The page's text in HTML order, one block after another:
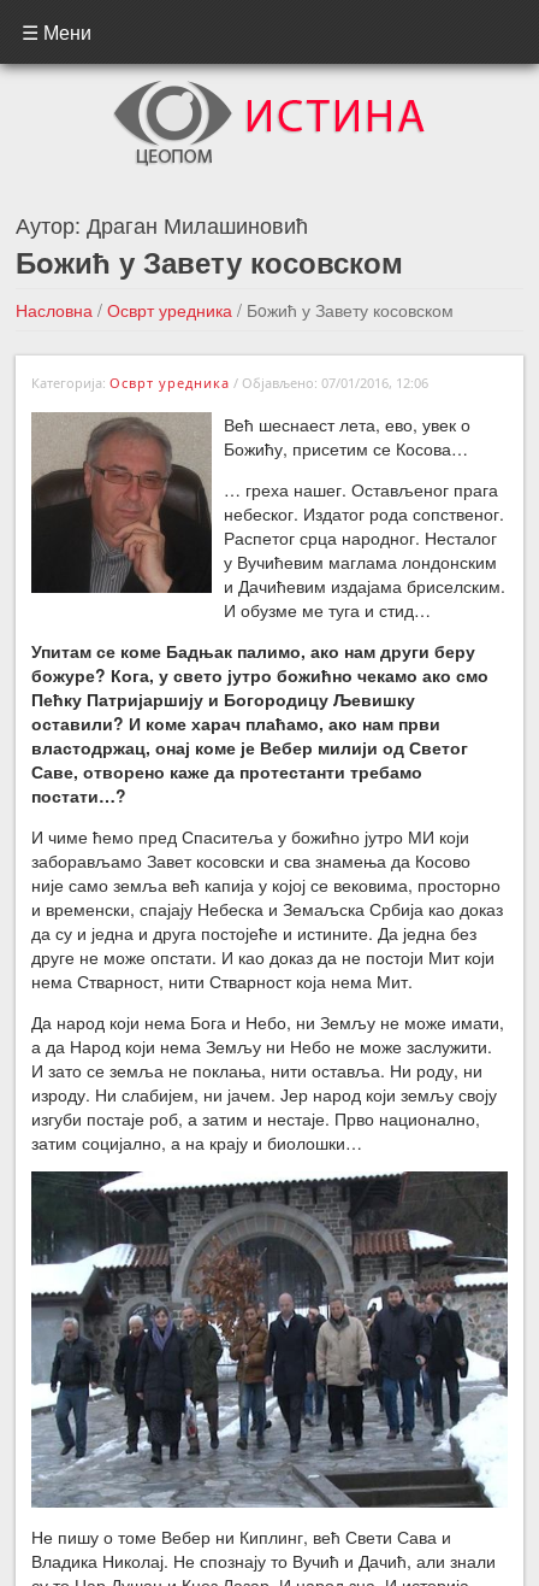
☰ Мени
Аутор:Драган Милашиновић
Бoжић у Завету косовском
Насловна / Осврт уредника / Бoжић у Завету косовском
←Претходна вест
Следећа вест →
Категорија:Осврт уредника / Објављено: 07/01/2016, 12:06
Већ шеснаест лета, ево, увек о
Божићу, присетим се Косова…
… греха нашег. Остављеног прага
небеског. Издатог рода сопственог.
Распетог срца народног. Несталог
у Вучићевим маглама лондонским
и Дачићевим издајама бриселским.
И обузме ме туга и стид…
Упитам се коме Бадњак палимо, ако нам други беру
божуре? Кога, у свето јутро божићно чекамо ако смо
Пећку Патријаршију и Богородицу Љевишку
оставили? И коме харач плаћамо, ако нам први
властодржац, онај коме је Вебер милији од Светог
Саве, отворено каже да протестанти требамо
постати…?
И чиме ћемо пред Спаситеља у божићно јутро МИ који
заборављамо Завет косовски и сва знамења да Косово
није само земља већ капија у којој се вековима, просторно
и временски, спајају Небеска и Земаљска Србија као доказ
да су и једна и друга постојеће и истините. Да једна без
друге не може опстати. И као доказ да не постоји Мит који
нема Стварност, нити Стварност која нема Мит.
Да народ који нема Бога и Небо, ни Земљу не може имати,
а да Народ који нема Земљу ни Небо не може заслужити.
И зато се земља не поклања, нити оставља. Ни роду, ни
изроду. Ни слабијем, ни јачем. Јер народ који земљу своју
изгуби постаје роб, а затим и нестаје. Прво национално,
затим социјално, а на крају и биолошки…
Не пишу о томе Вебер ни Киплинг, већ Свети Сава и
Владика Николај. Не спознају то Вучић и Дачић, али знали